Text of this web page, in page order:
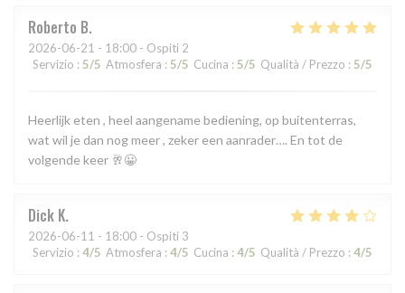
Roberto B
2026-06-21 - 18:00 - Ospiti 2
Servizio : 5/5 Atmosfera : 5/5 Cucina : 5/5 Qualità / Prezzo : 5/5
Heerlijk eten , heel aangename bediening, op buitenterras,
wat wil je dan nog meer , zeker een aanrader…. En tot de
volgende keer 🥂😀
Dick K
2026-06-11 - 18:00 - Ospiti 3
Servizio : 4/5 Atmosfera : 4/5 Cucina : 4/5 Qualità / Prezzo : 4/5